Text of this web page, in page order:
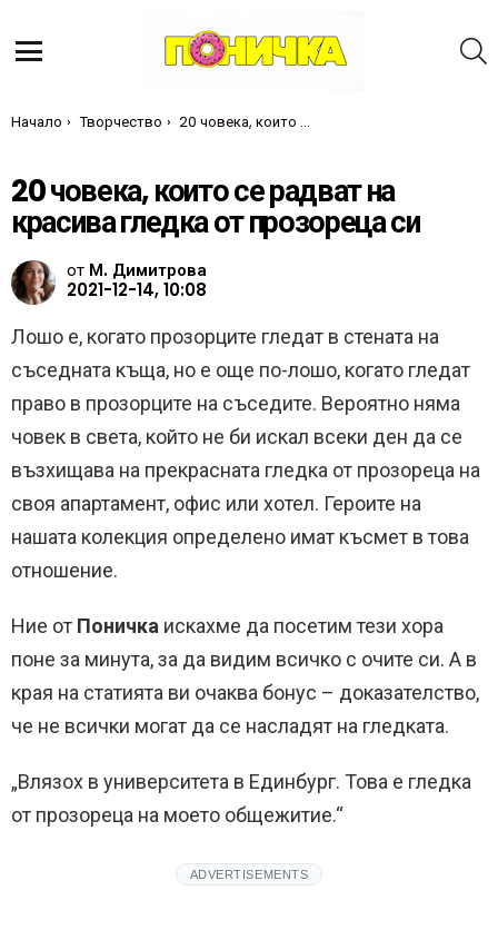
Ти си тук:
Начало Творчество 20 човека, които се радват на красива гледка от прозореца си
20 човека, които се радват на
красива гледка от прозореца си
от М. Димитрова
2021-12-14, 10:08
Лошо е, когато прозорците гледат в стената на
съседната къща, но е още по-лошо, когато гледат
право в прозорците на съседите. Вероятно няма
човек в света, който не би искал всеки ден да се
възхищава на прекрасната гледка от прозореца на
своя апартамент, офис или хотел. Героите на
нашата колекция определено имат късмет в това
отношение.
Ние от Поничка искахме да посетим тези хора
поне за минута, за да видим всичко с очите си. А в
края на статията ви очаква бонус – доказателство,
че не всички могат да се насладят на гледката.
„Влязох в университета в Единбург. Това е гледка
от прозореца на моето общежитие.“
ADVERTISEMENTS